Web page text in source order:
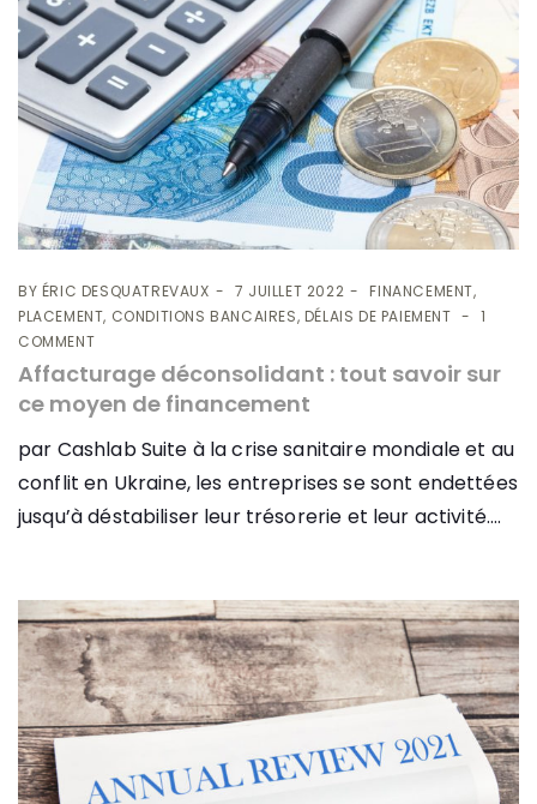
BY ÉRIC DESQUATREVAUX 7 JUILLET 2022
FINANCEMENT,
PLACEMENT, CONDITIONS BANCAIRES, DÉLAIS DE PAIEMENT
1
COMMENT
Affacturage déconsolidant : tout savoir sur
ce moyen de financement
par Cashlab Suite à la crise sanitaire mondiale et au
conflit en Ukraine, les entreprises se sont endettées
jusqu’à déstabiliser leur trésorerie et leur activité....